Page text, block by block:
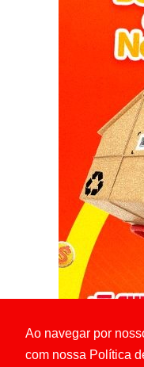
Ao navegar por
com nossa Política